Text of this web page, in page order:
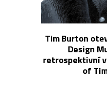
Tim Burton
Design
retrospektivní
of